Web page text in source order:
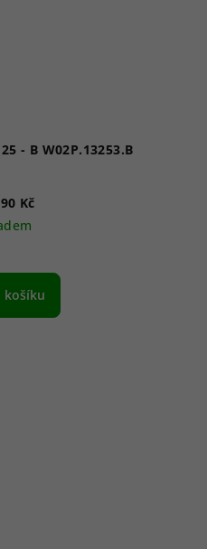
- B W02P.13253.B
Kč
košíku